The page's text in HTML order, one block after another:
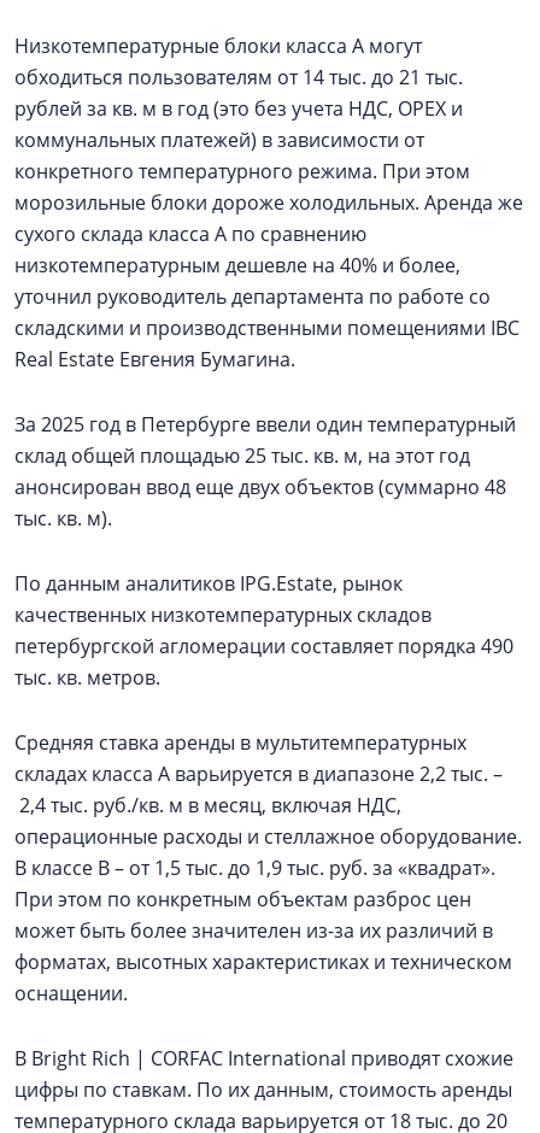
Низкотемпературные блоки класса А могут
обходиться пользователям от 14 тыс. до 21 тыс.
рублей за кв. м в год (это без учета НДС, OPEX и
коммунальных платежей) в зависимости от
конкретного температурного режима. При этом
морозильные блоки дороже холодильных. Аренда же
сухого склада класса А по сравнению
низкотемпературным дешевле на 40% и более,
уточнил руководитель департамента по работе со
складскими и производственными помещениями IBC
Real Estate Евгения Бумагина.
За 2025 год в Петербурге ввели один температурный
склад общей площадью 25 тыс. кв. м, на этот год
анонсирован ввод еще двух объектов (суммарно 48
тыс. кв. м).
По данным аналитиков IPG.Estate, рынок
качественных низкотемпературных складов
петербургской агломерации составляет порядка 490
тыс. кв. метров.
Средняя ставка аренды в мультитемпературных
складах класса А варьируется в диапазоне 2,2 тыс. –
2,4 тыс. руб./кв. м в месяц, включая НДС,
операционные расходы и стеллажное оборудование.
В классе В – от 1,5 тыс. до 1,9 тыс. руб. за «квадрат».
При этом по конкретным объектам разброс цен
может быть более значителен из-за их различий в
форматах, высотных характеристиках и техническом
оснащении.
В Bright Rich | CORFAC International приводят схожие
цифры по ставкам. По их данным, стоимость аренды
температурного склада варьируется от 18 тыс. до 20